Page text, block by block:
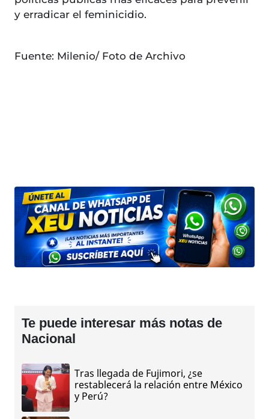
y erradicar el feminicidio.
Fuente: Milenio/ Foto de Archivo
Te puede interesar más notas de
Nacional
Tras llegada de Fujimori, ¿se
restablecerá la relación entre México
y Perú?